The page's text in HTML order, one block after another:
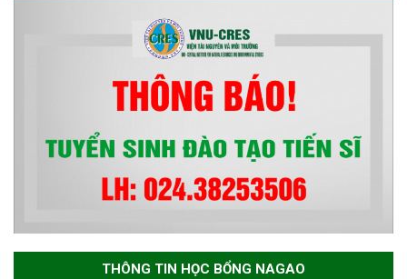
ngành Môi trường và phát triển
bền vững đợt 1 năm 2026
THÔNG TIN HỌC BỔNG NAGAO